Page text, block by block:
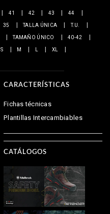
41 42 43
44
35 TALLA ÚNICA
T.U.
TAMAÑO ÚNICO
40-42
S M L XL
CARACTERÍSTICAS
Fichas técnicas
Plantillas Intercambiables
CATÁLOGOS